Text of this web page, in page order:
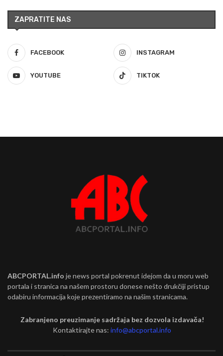
ZAPRATITE NAS
FACEBOOK INSTAGRAM
YOUTUBE TIKTOK
ABCPORTAL.info je news portal pokrenut idejom da u moru web
portala i stranica na našem prostoru donese nešto drukčiji pristup
odabiru informacija koje prezentiramo na našim stranicama.
Zabranjeno preuzimanje sadržaja bez dozvola izdavača!
Kontaktirajte nas:info@abcportal.info